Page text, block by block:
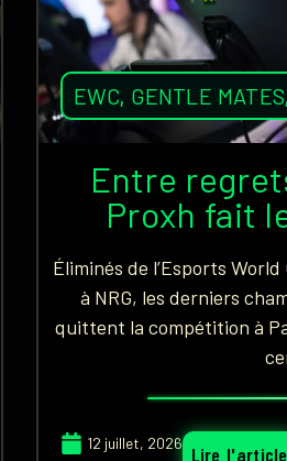
EWC, GENTLE MATES
Entre
Proxh fait
Éliminés de l’Esports
à NRG, les derniers
quittent la compétition à
12 juillet, 2026 Lire l'article